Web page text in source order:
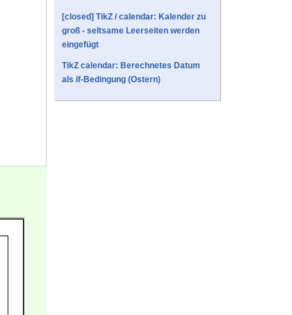
[closed] TikZ / calendar: Kalender zu
groß - seltsame Leerseiten werden
eingefügt
TikZ calendar: Berechnetes Datum
als if-Bedingung (Ostern)